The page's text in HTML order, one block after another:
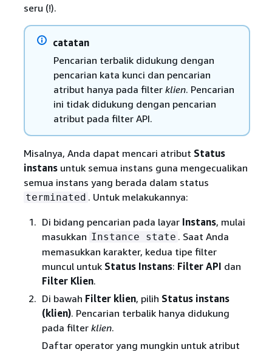
seru (!).
catatan
Pencarian terbalik didukung dengan
pencarian kata kunci dan pencarian
atribut hanya pada filter klien. Pencarian
ini tidak didukung dengan pencarian
atribut pada filter API.
Misalnya, Anda dapat mencari atribut Status
instansuntuk semua instans guna mengecualikan
semua instans yang berada dalam status
terminated . Untuk melakukannya:
Di bidang pencarian pada layar Instans, mulai
masukkan Instance state . Saat Anda
memasukkan karakter, kedua tipe filter
muncul untuk Status Instans: Filter API dan
Filter Klien.
Di bawah Filter klien, pilih Status instans
(klien). Pencarian terbalik hanya didukung
pada filter klien.
Daftar operator yang mungkin untuk atribut